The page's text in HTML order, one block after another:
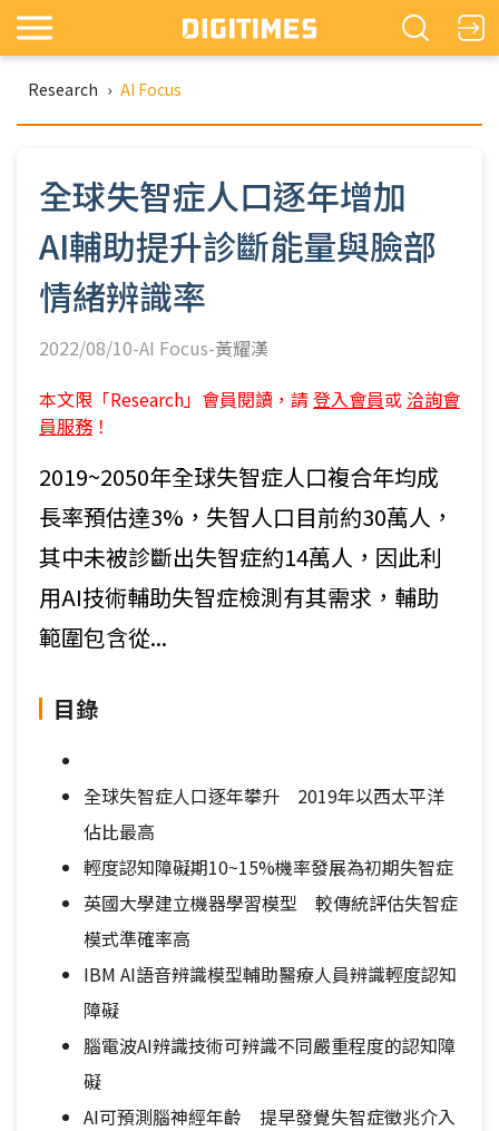
Research › AI Focus
全球失智症人口逐年增加
AI輔助提升診斷能量與臉部
情緒辨識率
2022/08/10-AI Focus-黃耀漢
本文限「Research」會員閱讀，請 登入會員或 洽詢會
員服務 ！
2019~2050年全球失智症人口複合年均成
長率預估達3%，失智人口目前約30萬人，
其中未被診斷出失智症約14萬人，因此利
用AI技術輔助失智症檢測有其需求，輔助
範圍包含從...
目錄
全球失智症人口逐年攀升 2019年以西太平洋
佔比最高
輕度認知障礙期10~15%機率發展為初期失智症
英國大學建立機器學習模型 較傳統評估失智症
模式準確率高
IBM AI語音辨識模型輔助醫療人員辨識輕度認知
障礙
腦電波AI辨識技術可辨識不同嚴重程度的認知障
礙
AI可預測腦神經年齡 提早發覺失智症徵兆介入